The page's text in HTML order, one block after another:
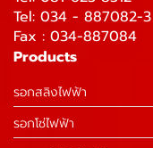
Tel: 034 - 887082-3
Fax : 034-887084
Products
รอกสลิงไฟฟ้า
รอกโซ่ไฟฟ้า